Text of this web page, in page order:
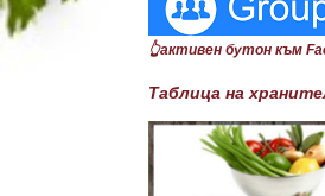
👆активен бутон към
Таблица на